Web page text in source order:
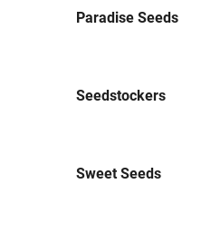
Paradise Seeds
Seedstockers
Sweet Seeds